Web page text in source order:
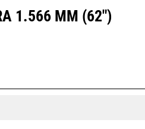
1.566 MM (62")